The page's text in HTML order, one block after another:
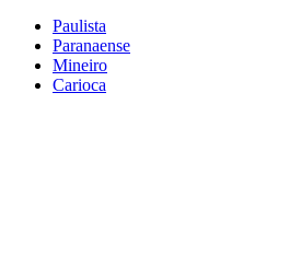
Paulista
Paranaense
Mineiro
Carioca